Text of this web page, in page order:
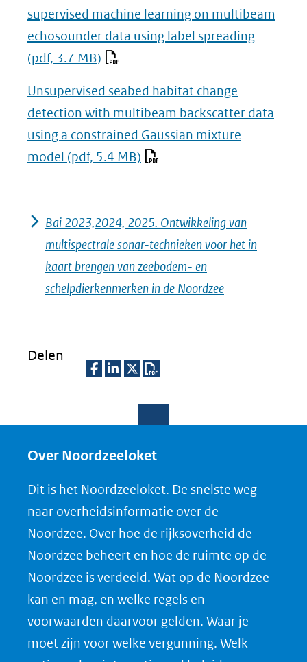
supervised machine learning on multibeam
echosounder data using label spreading
(pdf, 3.7 MB)
Unsupervised seabed habitat change
detection with multibeam backscatter data
using a constrained Gaussian mixture
model (pdf, 5.4 MB)
Bai 2023,2024, 2025. Ontwikkeling van
multispectrale sonar-technieken voor het in
kaart brengen van zeebodem- en
schelpdierkenmerken in de Noordzee
Delen
e
o
p
F
a
c
e
b
o
e
o
p
L
i
n
k
e
d
e
o
p
X
(opent
in
nieuw
venster)
(verwijst
n
o
a
d
P
D
F
Over Noordzeeloket
Dit is het Noordzeeloket. De snelste weg
naar overheidsinformatie over de
Noordzee. Over hoe de rijksoverheid de
Noordzee beheert en hoe de ruimte op de
Noordzee is verdeeld. Wat op de Noordzee
kan en mag, en welke regels en
voorwaarden daarvoor gelden. Waar je
moet zijn voor welke vergunning. Welk